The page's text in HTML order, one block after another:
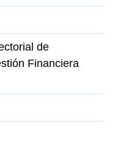
de
Financiera